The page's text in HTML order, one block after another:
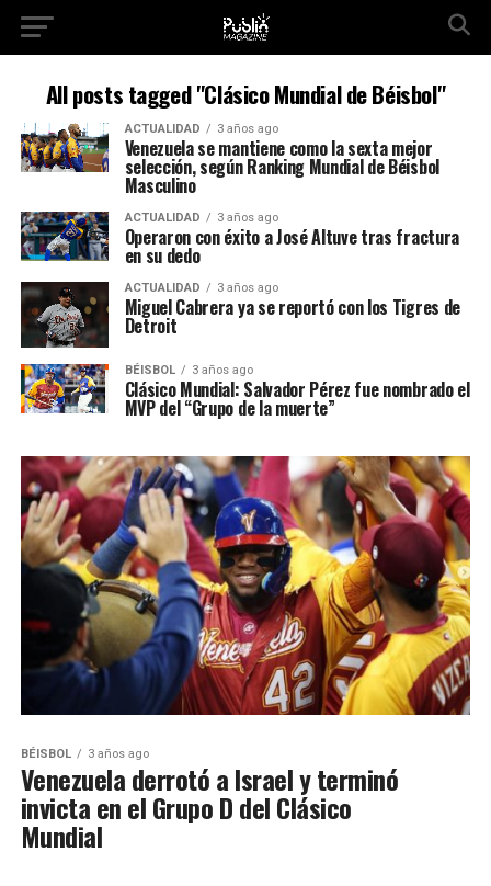
All posts tagged "Clásico Mundial de Béisbol"
ACTUALIDAD 3 años ago
Venezuela se mantiene como la sexta mejor
selección, según Ranking Mundial de Béisbol
Masculino
ACTUALIDAD 3 años ago
Operaron con éxito a José Altuve tras fractura
en su dedo
ACTUALIDAD 3 años ago
Miguel Cabrera ya se reportó con los Tigres de
Detroit
BÉISBOL 3 años ago
Clásico Mundial: Salvador Pérez fue nombrado el
MVP del “Grupo de la muerte”
BÉISBOL 3 años ago
Venezuela derrotó a Israel y terminó
invicta en el Grupo D del Clásico
Mundial